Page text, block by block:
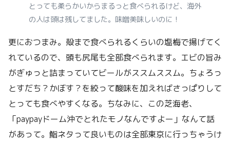
とっても柔らかいからまるっと食べられるけど、海外
の人は頭は残してました。味噌美味しいのに！
更におつまみ。殻まで食べられるくらいの塩梅で揚げてく
れているので、頭も尻尾も全部食べられます。エビの旨み
がぎゅっと詰まっていてビールがススムススム。ちょろっ
とすだち？かぼす？を絞って酸味を加えればさっぱりして
とっても食べやすくなる。ちなみに、この芝海老、
「paypayドーム沖でとれたモノなんですよー」なんて話
があって。鮨ネタって良いものは全部東京に行っちゃうけ